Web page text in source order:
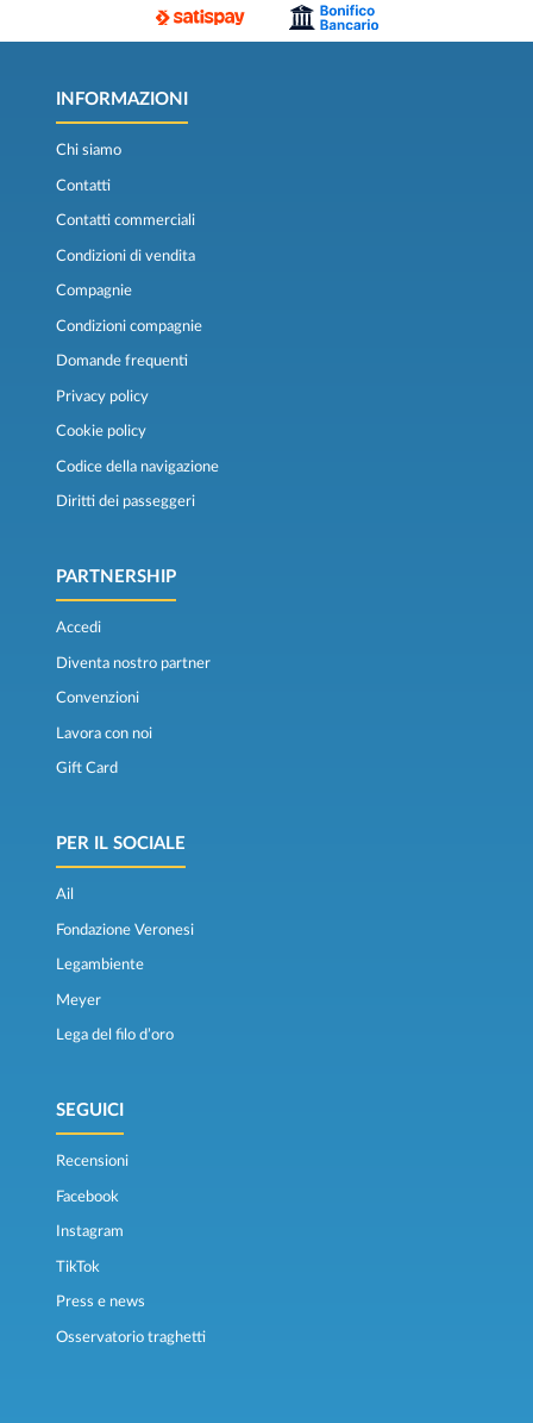
INFORMAZIONI
Chi siamo
Contatti
Contatti commerciali
Condizioni di vendita
Compagnie
Condizioni compagnie
Domande frequenti
Privacy policy
Cookie policy
Codice della navigazione
Diritti dei passeggeri
PARTNERSHIP
Accedi
Diventa nostro partner
Convenzioni
Lavora con noi
Gift Card
PER IL SOCIALE
Ail
Fondazione Veronesi
Legambiente
Meyer
Lega del filo d’oro
SEGUICI
Recensioni
Facebook
Instagram
TikTok
Press e news
Osservatorio traghetti